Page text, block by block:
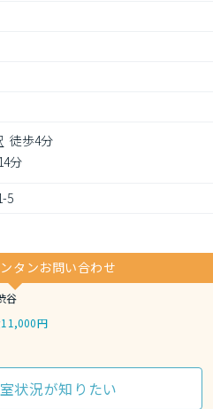
徒歩4分
分
5
タンお問い合わせ
谷
円
状況が知りたい